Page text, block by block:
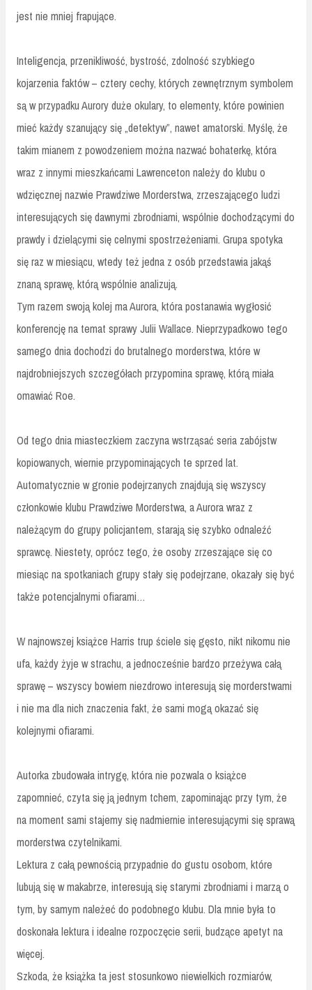
jest nie mniej frapujące.
Inteligencja, przenikliwość, bystrość, zdolność szybkiego
kojarzenia faktów – cztery cechy, których zewnętrznym symbolem
są w przypadku Aurory duże okulary, to elementy, które powinien
mieć każdy szanujący się „detektyw”, nawet amatorski. Myślę, że
takim mianem z powodzeniem można nazwać bohaterkę, która
wraz z innymi mieszkańcami Lawrenceton należy do klubu o
wdzięcznej nazwie Prawdziwe Morderstwa, zrzeszającego ludzi
interesujących się dawnymi zbrodniami, wspólnie dochodzącymi do
prawdy i dzielącymi się celnymi spostrzeżeniami. Grupa spotyka
się raz w miesiącu, wtedy też jedna z osób przedstawia jakąś
znaną sprawę, którą wspólnie analizują.
Tym razem swoją kolej ma Aurora, która postanawia wygłosić
konferencję na temat sprawy Julii Wallace. Nieprzypadkowo tego
samego dnia dochodzi do brutalnego morderstwa, które w
najdrobniejszych szczegółach przypomina sprawę, którą miała
omawiać Roe.
Od tego dnia miasteczkiem zaczyna wstrząsać seria zabójstw
kopiowanych, wiernie przypominających te sprzed lat.
Automatycznie w gronie podejrzanych znajdują się wszyscy
członkowie klubu Prawdziwe Morderstwa, a Aurora wraz z
należącym do grupy policjantem, starają się szybko odnaleźć
sprawcę. Niestety, oprócz tego, że osoby zrzeszające się co
miesiąc na spotkaniach grupy stały się podejrzane, okazały się być
także potencjalnymi ofiarami…
W najnowszej książce Harris trup ściele się gęsto, nikt nikomu nie
ufa, każdy żyje w strachu, a jednocześnie bardzo przeżywa całą
sprawę – wszyscy bowiem niezdrowo interesują się morderstwami
i nie ma dla nich znaczenia fakt, że sami mogą okazać się
kolejnymi ofiarami.
Autorka zbudowała intrygę, która nie pozwala o książce
zapomnieć, czyta się ją jednym tchem, zapominając przy tym, że
na moment sami stajemy się nadmiernie interesującymi się sprawą
morderstwa czytelnikami.
Lektura z całą pewnością przypadnie do gustu osobom, które
lubują się w makabrze, interesują się starymi zbrodniami i marzą o
tym, by samym należeć do podobnego klubu. Dla mnie była to
doskonała lektura i idealne rozpoczęcie serii, budzące apetyt na
więcej.
Szkoda, że książka ta jest stosunkowo niewielkich rozmiarów,